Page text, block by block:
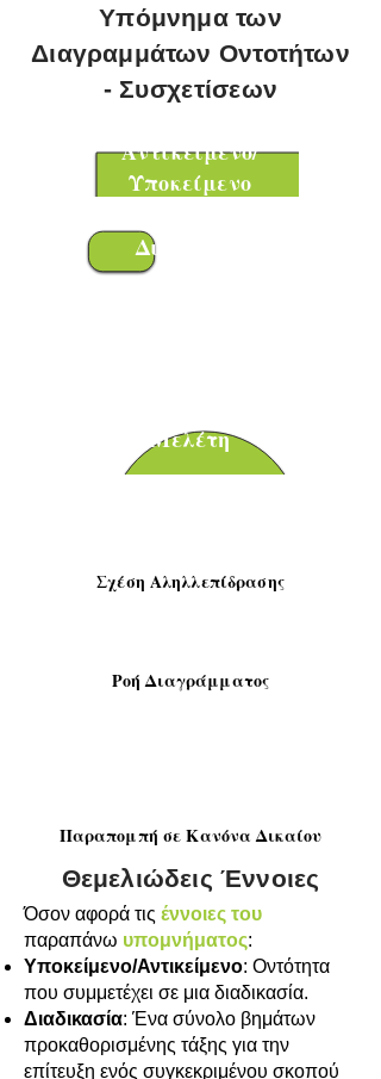
Υπόμνημα των
Διαγραμμάτων Οντοτήτων
- Συσχετίσεων
Αντικείμενο/
Υποκείμενο
Διαδικασί
Μελέτη
Σχέση Αληλλεπίδρασης
Ροή Διαγράμματος
Παραπομπή σε Κανόνα Δικαίου
Θεμελιώδεις Έννοιες
Όσον αφορά τις έννοιες του
παραπάνω υπομνήματος:
Υποκείμενο/Αντικείμενο: Οντότητα
που συμμετέχει σε μια διαδικασία.
Διαδικασία: Ένα σύνολο βημάτων
προκαθορισμένης τάξης για την
επίτευξη ενός συγκεκριμένου σκοπού